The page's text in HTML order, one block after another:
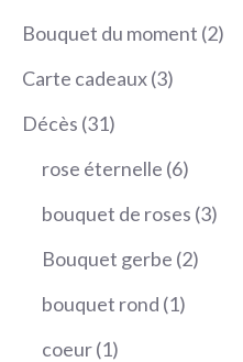
produits
Bouquet du moment 22
Carte cadeaux 33
Décès 3131
produits
rose éternelle 66
produits
bouquet de roses 33
Bouquet gerbe 22
bouquet rond 11
coeur 11